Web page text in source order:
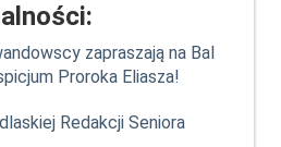
zapraszają na Bal
Proroka Eliasza!
Redakcji Seniora